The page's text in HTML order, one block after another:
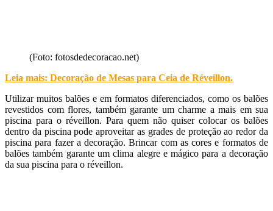
(Foto: fotosdedecoracao.net)
Leia mais: Decoração de Mesas para Ceia de Réveillon.
Utilizar muitos balões e em formatos diferenciados, como os balões
revestidos com flores, também garante um charme a mais em sua
piscina para o réveillon. Para quem não quiser colocar os balões
dentro da piscina pode aproveitar as grades de proteção ao redor da
piscina para fazer a decoração. Brincar com as cores e formatos de
balões também garante um clima alegre e mágico para a decoração
da sua piscina para o réveillon.